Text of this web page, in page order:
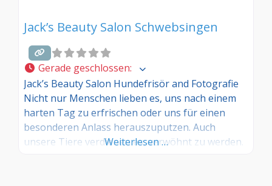
Jack’s Beauty Salon Schwebsingen
Gerade geschlossen:
Jack’s Beauty Salon Hundefrisör and Fotografie
Nicht nur Menschen lieben es, uns nach einem
harten Tag zu erfrischen oder uns für einen
besonderen Anlass herauszuputzen. Auch
unsere Tiere verdienen es, verwöhnt zu werden.
Weiterlesen …